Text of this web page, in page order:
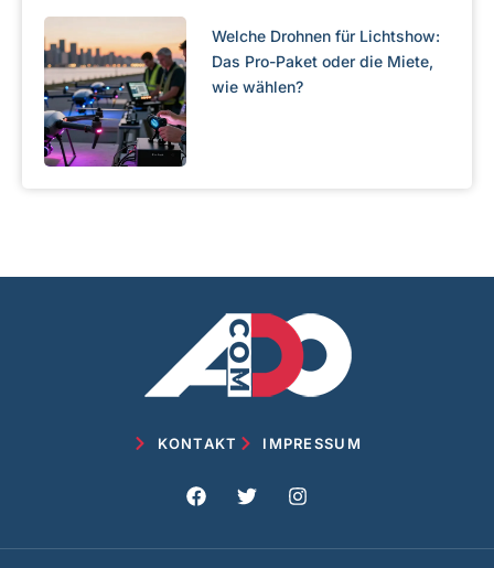
Welche Drohnen für Lichtshow:
Das Pro-Paket oder die Miete,
wie wählen?
KONTAKT IMPRESSUM